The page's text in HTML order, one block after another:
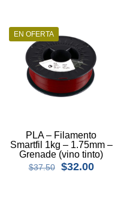
EN OFERTA
PLA – Filamento
Smartfil 1kg – 1.75mm –
Grenade (vino tinto)
$37.50 $32.00